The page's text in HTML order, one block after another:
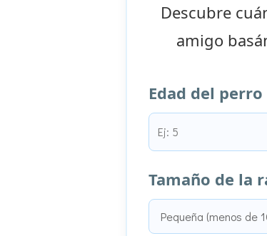
Descubre
amigo
Edad del perro
Tamaño de la